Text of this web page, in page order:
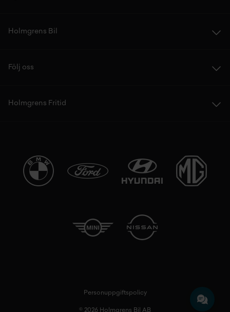
Holmgrens Bil
Följ oss
Holmgrens Fritid
Personuppgiftspolicy
© 2026 Holmgrens Bil AB